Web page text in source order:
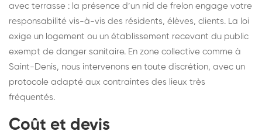
avec terrasse : la présence d’un nid de frelon engage votre
responsabilité vis-à-vis des résidents, élèves, clients. La loi
exige un logement ou un établissement recevant du public
exempt de danger sanitaire. En zone collective comme à
Saint-Denis, nous intervenons en toute discrétion, avec un
protocole adapté aux contraintes des lieux très
fréquentés.
Coût et devis